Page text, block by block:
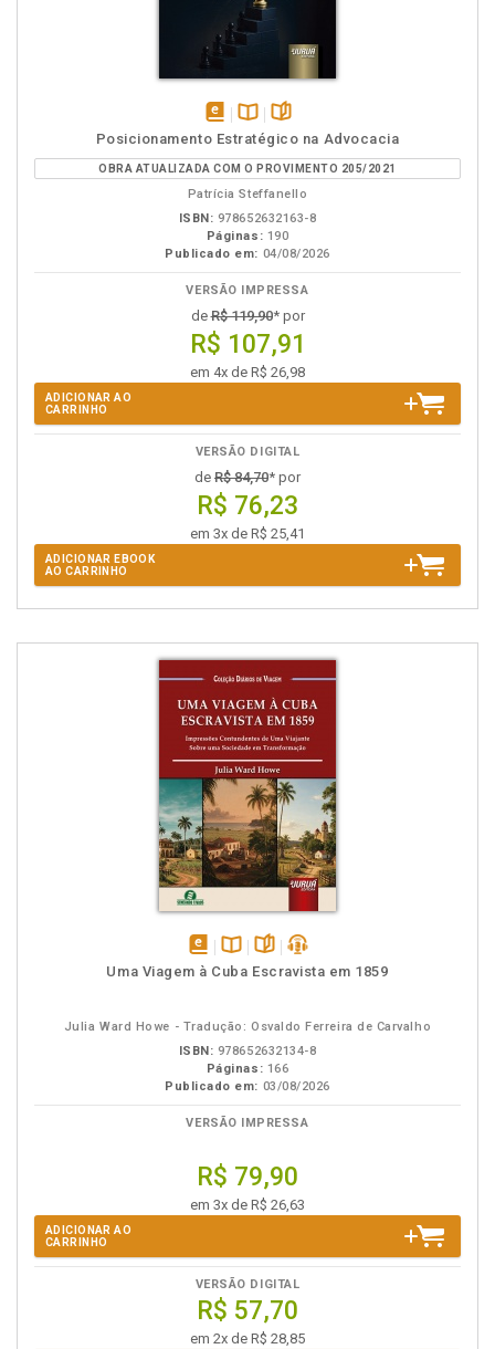
disponível
em
eBook
Disponível
na
B.V.
páginas
Posicionamento Estratégico na Advocacia
OBRA ATUALIZADA COM O PROVIMENTO 205/2021
Patrícia Steffanello
ISBN: 978652632163-8
Páginas: 190
Publicado em: 04/08/2026
VERSÃO IMPRESSA
deR$ 119,90* por
R$ 107,91
em 4x de R$ 26,98
ADICIONAR AO
CARRINHO
VERSÃO DIGITAL
de R$ 84,70* por
R$ 76,23
em 3x de R$ 25,41
ADICIONAR EBOOK
AO CARRINHO
disponívelDisponível
páginaspodcast
Uma Viagem à Cuba Escravista em 1859
Julia Ward Howe - Tradução: Osvaldo Ferreira de Carvalho
ISBN: 978652632134-8
Páginas: 166
Publicado em: 03/08/2026
VERSÃO IMPRESSA
R$ 79,90
em 3x de R$ 26,63
ADICIONAR AO
CARRINHO
VERSÃO DIGITAL
R$ 57,70
em 2x de R$ 28,85